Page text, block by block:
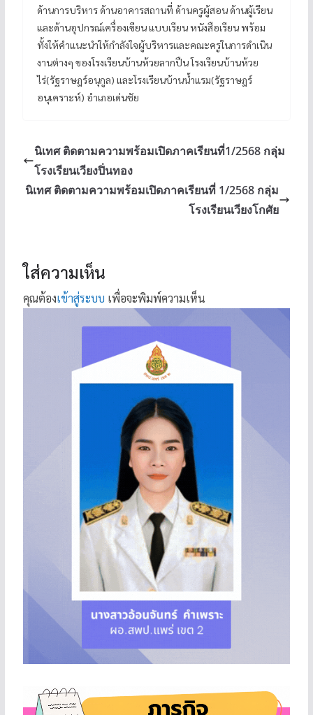
ด้านการบริหาร ด้านอาคารสถานที่ ด้านครูผู้สอน ด้านผู้เรียน
และด้านอุปกรณ์เครื่องเขียน แบบเรียน หนังสือเรียน พร้อม
ทั้งให้คำแนะนำให้กำลังใจผู้บริหารและคณะครูในการดำเนิน
งานต่างๆ ของโรงเรียนบ้านห้วยลากปืน โรงเรียนบ้านห้วย
ไร่(รัฐราษฎร์อนุกูล) และโรงเรียนบ้านน้ำแรม(รัฐราษฎร์
อนุเคราะห์) อำเภอเด่นชัย
นิเทศ ติดตามความพร้อมเปิดภาคเรียนที่1/2568 กลุ่ม
โรงเรียนเวียงปิ่นทอง
นิเทศ ติดตามความพร้อมเปิดภาคเรียนที่ 1/2568 กลุ่ม
โรงเรียนเวียงโกศัย
ใส่ความเห็น
คุณต้องเข้าสู่ระบบ เพื่อจะพิมพ์ความเห็น